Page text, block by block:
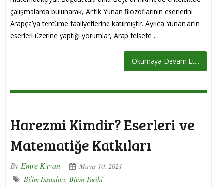
çalışmalarda bulunarak, Antik Yunan filozoflarının eserlerini
Arapça’ya tercüme faaliyetlerine katılmıştır. Ayrıca Yunanlar’ın
eserleri üzerine yaptığı yorumlar, Arap felsefe …
Okumaya Devam Et...
Harezmi Kimdir? Eserleri ve
Matematiğe Katkıları
By Emre Kuvan
Mayıs 10, 2021
Bilim İnsanları, Bilim Tarihi